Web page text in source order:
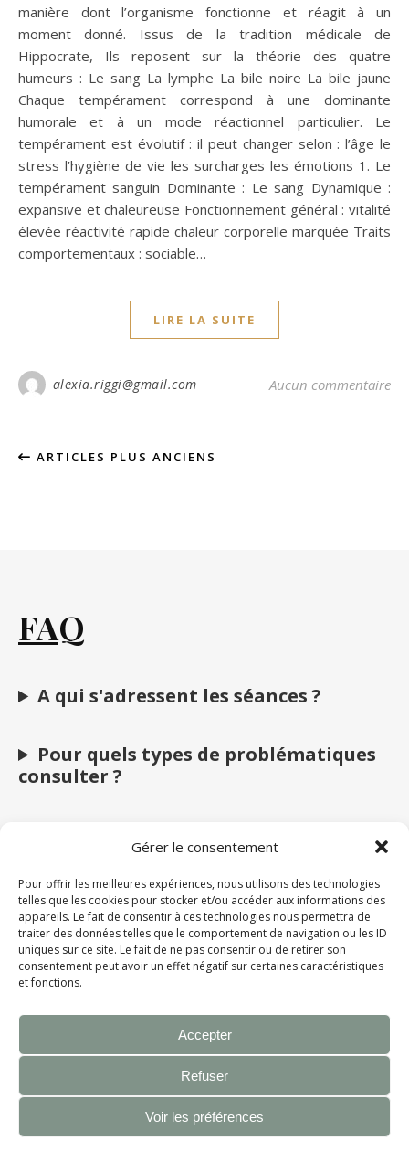
Gérer le consentement
Pour offrir les meilleures expériences, nous utilisons des technologies
telles que les cookies pour stocker et/ou accéder aux informations des
appareils. Le fait de consentir à ces technologies nous permettra de
traiter des données telles que le comportement de navigation ou les ID
uniques sur ce site. Le fait de ne pas consentir ou de retirer son
consentement peut avoir un effet négatif sur certaines caractéristiques
et fonctions.
Accepter
Refuser
Voir les préférences
manière dont l’organisme fonctionne et réagit à un
moment donné. Issus de la tradition médicale de
Hippocrate, Ils reposent sur la théorie des quatre
humeurs : Le sang La lymphe La bile noire La bile jaune
Chaque tempérament correspond à une dominante
humorale et à un mode réactionnel particulier. Le
tempérament est évolutif : il peut changer selon : l’âge le
stress l’hygiène de vie les surcharges les émotions 1. Le
tempérament sanguin Dominante : Le sang Dynamique :
expansive et chaleureuse Fonctionnement général : vitalité
élevée réactivité rapide chaleur corporelle marquée Traits
comportementaux : sociable…
LIRE LA SUITE
alexia.riggi@gmail.com Aucun commentaire
ARTICLES PLUS ANCIENS
FAQ
A qui s'adressent les séances ?
Pour quels types de problématiques
consulter ?
naturopathie et la kinésiologie ?
Combien de séances sont nécessaires
?
médical ?